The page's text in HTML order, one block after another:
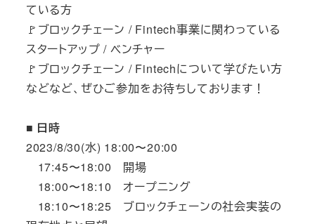
ている方
🚩ブロックチェーン / Fintech事業に関わっている
スタートアップ / ベンチャー
🚩ブロックチェーン / Fintechについて学びたい方
などなど、ぜひご参加をお待ちしております！
■ 日時
2023/8/30(水) 18:00〜20:00
17:45〜18:00 開場
18:00〜18:10 オープニング
18:10〜18:25 ブロックチェーンの社会実装の